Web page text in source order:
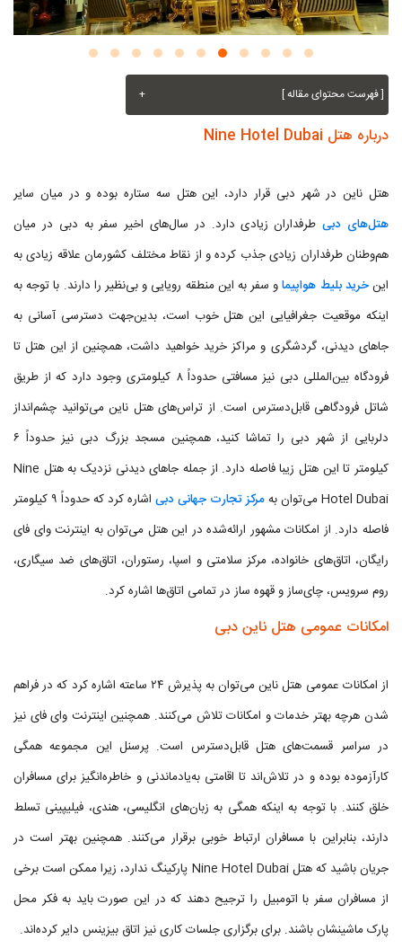
[ فهرست محتوای مقاله ] +
درباره هتل Nine Hotel Dubai
هتل ناین در شهر دبی قرار دارد، این هتل سه ستاره بوده و در میان سایر
هتل‌های دبیطرفداران زیادی دارد. در سال‌های اخیر سفر به دبی در میان
هم‌وطنان طرفداران زیادی جذب کرده و از نقاط مختلف کشورمان علاقه زیادی به
اینخرید بلیط هواپیماو سفر به این منطقه رویایی و بی‌نظیر را دارند. با توجه به
اینکه موقعیت جغرافیایی این هتل خوب است، بدین‌جهت دسترسی آسانی به
جاهای دیدنی، گردشگری و مراکز خرید خواهید داشت، همچنین از این هتل تا
فرودگاه بین‌المللی دبی نیز مسافتی حدوداً ۸ کیلومتری وجود دارد که از طریق
شاتل فرودگاهی قابل‌دسترس است. از تراس‌های هتل ناین می‌توانید چشم‌انداز
دلربایی از شهر دبی را تماشا کنید، همچنین مسجد بزرگ دبی نیز حدوداً ۶
کیلومتر تا این هتل زیبا فاصله دارد. از جمله جاهای دیدنی نزدیک به هتل Nine
Hotel Dubai می‌توان به
مرکز تجارت جهانی دبی
اشاره کرد که حدوداً ۹ کیلومتر
فاصله دارد. از امکانات مشهور ارائه‌شده در این هتل می‌توان به اینترنت وای فای
رایگان، اتاق‌های خانواده، مرکز سلامتی و اسپا، رستوران، اتاق‌های ضد سیگاری،
روم سرویس، چای‌ساز و قهوه ساز در تمامی اتاق‌ها اشاره کرد.
امکانات عمومی هتل ناین دبی
از امکانات عمومی هتل ناین می‌توان به پذیرش ۲۴ ساعته اشاره کرد که در فراهم
شدن هرچه بهتر خدمات و امکانات تلاش می‌کنند. همچنین اینترنت وای فای نیز
در سراسر قسمت‌های هتل قابل‌دسترس است. پرسنل این مجموعه همگی
کارآزموده بوده و در تلاش‌اند تا اقامتی به‌یادماندنی و خاطره‌انگیز برای مسافران
خلق کنند. با توجه به اینکه همگی به زبان‌های انگلیسی، هندی، فیلیپینی تسلط
دارند، بنابراین با مسافران ارتباط خوبی برقرار می‌کنند. همچنین بهتر است در
جریان باشید که هتل Nine Hotel Dubai پارکینگ ندارد، زیرا ممکن است برخی
از مسافران سفر با اتومبیل را ترجیح دهند که در این صورت باید به فکر محل
پارک ماشینشان باشند. برای برگزاری جلسات کاری نیز اتاق بیزینس دایر کرده‌اند.